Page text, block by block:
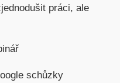
práci, ale
schůzky